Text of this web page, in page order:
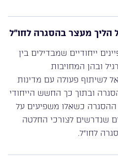
הליך מעצר בהסגרה לחו”ל
ייחודיים שמבדילים בין
ובהן המחויבות
לשיתוף פעולה עם מדינות
ובתוך כך החשש הייחודי
כשאלו משפיעים על
שנדרשים לצורכי החלטה
לחו”ל.